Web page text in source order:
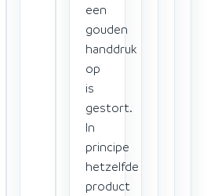
een
gouden
handdruk
op
is
gestort.
In
principe
hetzelfde
product